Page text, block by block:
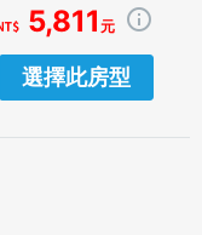
5,811 元
選擇此房型